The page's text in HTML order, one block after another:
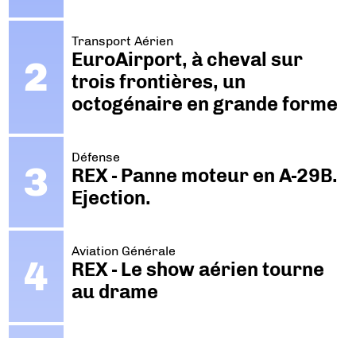
Transport Aérien
EuroAirport, à cheval sur
trois frontières, un
octogénaire en grande forme
Défense
REX - Panne moteur en A-29B.
Ejection.
Aviation Générale
REX - Le show aérien tourne
au drame